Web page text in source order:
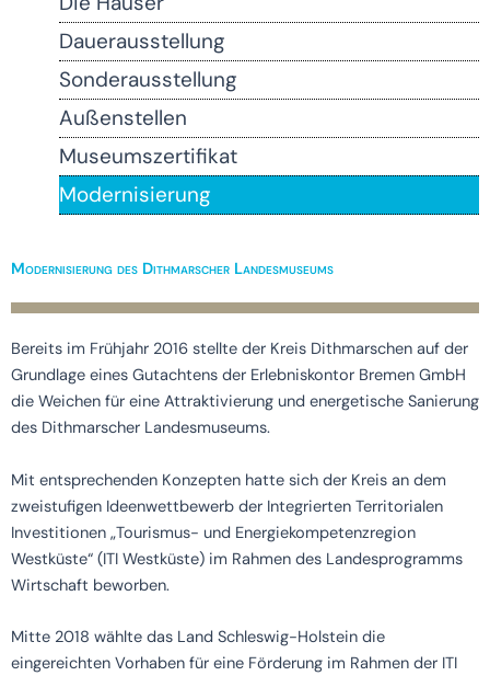
Dauerausstellung
Sonderausstellung
Außenstellen
Museumszertifikat
Modernisierung
Modernisierung des Dithmarscher Landesmuseums
Bereits im Frühjahr 2016 stellte der Kreis Dithmarschen auf der
Grundlage eines Gutachtens der Erlebniskontor Bremen GmbH
die Weichen für eine Attraktivierung und energetische Sanierung
des Dithmarscher Landesmuseums.
Mit entsprechenden Konzepten hatte sich der Kreis an dem
zweistufigen Ideenwettbewerb der Integrierten Territorialen
Investitionen „Tourismus- und Energiekompetenzregion
Westküste“ (ITI Westküste) im Rahmen des Landesprogramms
Wirtschaft beworben.
Mitte 2018 wählte das Land Schleswig-Holstein die
eingereichten Vorhaben für eine Förderung im Rahmen der ITI